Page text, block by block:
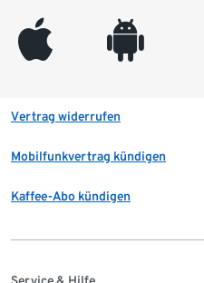
appleinc android
Vertrag widerrufen
Mobilfunkvertrag kündigen
Kaffee-Abo kündigen
Service & Hilfe